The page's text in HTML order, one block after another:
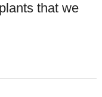
that we